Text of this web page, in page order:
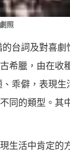
照
台詞及對喜
希臘，由在收
乖僻，表現
同的類型。其
生活中肯定的